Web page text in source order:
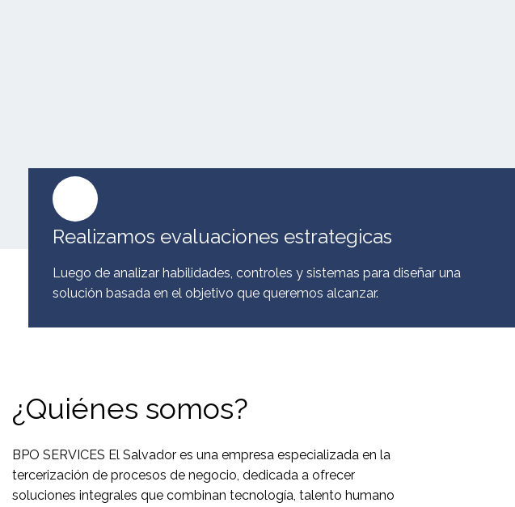
Realizamos evaluaciones estrategicas
Luego de analizar habilidades, controles y sistemas para diseñar una
solución basada en el objetivo que queremos alcanzar.
¿Quiénes somos?
BPO SERVICES El Salvador es una empresa especializada en la
tercerización de procesos de negocio, dedicada a ofrecer
soluciones integrales que combinan tecnología, talento humano